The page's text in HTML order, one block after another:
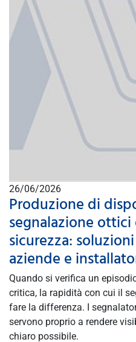
26/06/2026
Produzione di
segnalazione
sicurezza:
aziende e
Quando si verifica un
critica, la rapidità con cui il
fare la differenza. I
servono proprio a rendere
chiaro possibile.